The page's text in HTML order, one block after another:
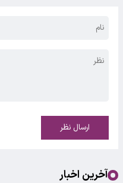
ارسال نظر
آخرین اخبار